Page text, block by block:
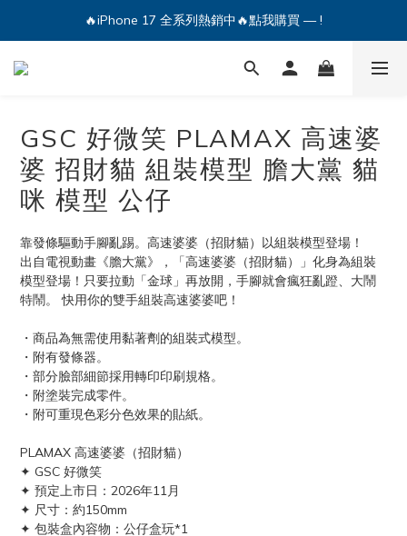
🔥iPhone 17 全系列熱銷中🔥點我購買 — !
🔥iPhone 17 全系列熱銷中🔥點我購買 — !
💕加入Q哥 Line 新好友領優惠券！🎫
GSC 好微笑 PLAMAX 高速婆
婆 招財貓 組裝模型 膽大黨 貓
咪 模型 公仔
靠發條驅動手腳亂踢。高速婆婆（招財貓）以組裝模型登場！
出自電視動畫《膽大黨》，「高速婆婆（招財貓）」化身為組裝
模型登場！只要拉動「金球」再放開，手腳就會瘋狂亂蹬、大鬧
特鬧。 快用你的雙手組裝高速婆婆吧！
・商品為無需使用黏著劑的組裝式模型。
・附有發條器。
・部分臉部細節採用轉印印刷規格。
・附塗裝完成零件。
・附可重現色彩分色效果的貼紙。
PLAMAX 高速婆婆（招財貓）
✦ GSC 好微笑
✦ 預定上市日：2026年11月
✦ 尺寸：約150mm
✦ 包裝盒內容物：公仔盒玩*1